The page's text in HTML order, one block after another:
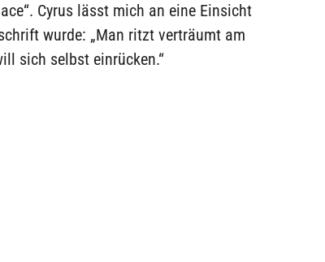
Cyrus lässt mich an eine Einsicht
wurde: „Man ritzt verträumt am
sich selbst einrücken.“